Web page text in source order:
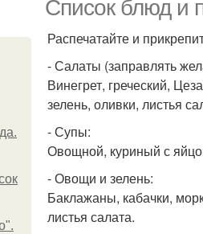
Список блюд и
Распечатайте и
- Салаты (заправлять
Винегрет, греческий,
зелень, оливки, листья
- Супы:
Овощной, куриный с
- Овощи и зелень:
Баклажаны, кабачки,
листья салата.